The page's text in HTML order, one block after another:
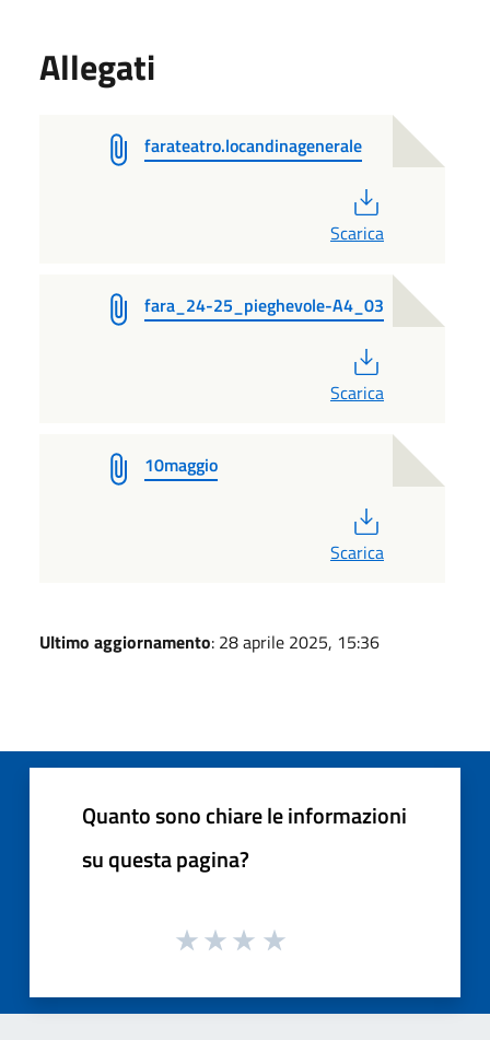
Allegati
farateatro.locandinagenerale
Scarica
fara_24-25_pieghevole-A4_03
Scarica
10maggio
Scarica
Ultimo aggiornamento: 28 aprile 2025, 15:36
Quanto sono chiare le informazioni
su questa pagina?